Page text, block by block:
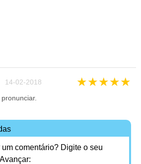
14-02-2018 ★★★★★
comentário? Digite o seu